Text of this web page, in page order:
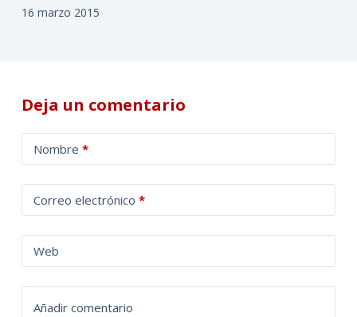
16 marzo 2015
Deja un comentario
Nombre *
Correo electrónico *
Web
Añadir comentario
l
t
a
t